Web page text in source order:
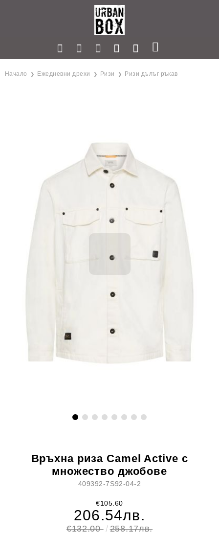
Начало Ежедневни дрехи Ризи Ризи дълъг ръкав
Връхна риза Camel Active с
множество джобове
409392-7S92-04-2
€105.60
206.54лв.
€132.00 258.17лв.